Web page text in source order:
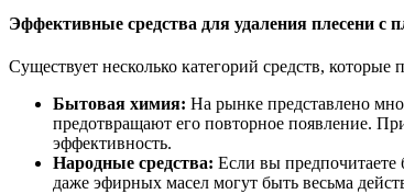
Эффективные средства для удаления плесени с
Существует несколько категорий средств, которые
Бытовая химия: На рынке представлено
предотвращают его повторное появление.
эффективность.
Народные средства: Если вы предпочитаете
даже эфирных масел могут быть весьма